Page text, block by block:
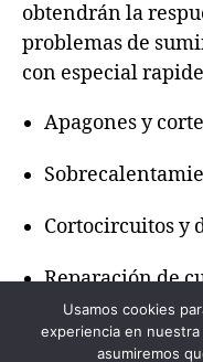
obtendrán la
problemas de
con especial
Apagones y
Cortocircuitos y
Reparación de
Usamos cookies
experiencia en
asumiremos